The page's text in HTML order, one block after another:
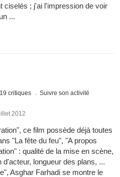
ciselés ; j'ai l'impression de voir
...
critiques Suivre son activité
2012
ce film possède déjà toutes
"La fête du feu", "A propos
: qualité de la mise en scène,
longueur des plans, ...
Asghar Farhadi se montre le